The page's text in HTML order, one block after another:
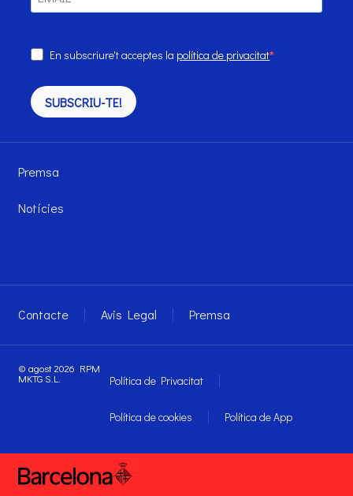
En subscriure't acceptes la política de privacitat
SUBSCRIU-TE!
Premsa
Notícies
Contacte Avis Legal Premsa
© agost 2026 RPM
MKTG S.L. Política de Privacitat
Política de cookies Política de App